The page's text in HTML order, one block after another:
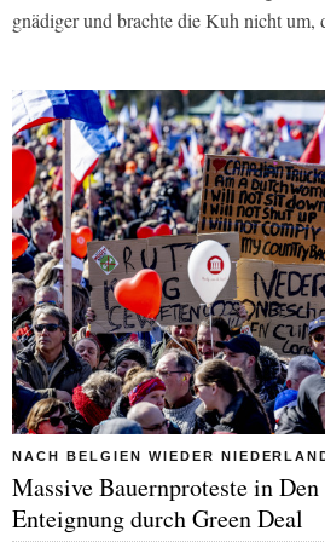
gnädiger und brachte die Kuh nicht um,
NACH BELGIEN WIEDER
Massive Bauernproteste in Den
Enteignung durch Green Deal